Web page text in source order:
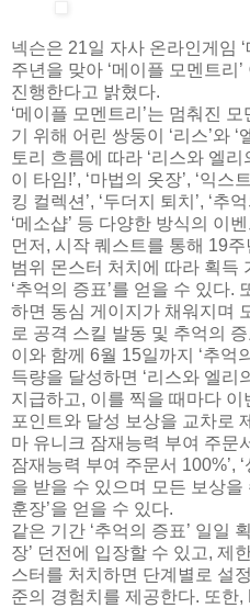
넥슨은 21일 자사 온라인게임
주년을 맞아 ‘메이플 모멘트리
진행한다고 밝혔다.
‘메이플 모멘트리’는 멈춰진
기 위해 어린 쌍둥이 ‘리스’와
토리 흐름에 따라 ‘리스와 엘리
이 타임!’, ‘마법의 옷장’, ‘익스
킹 컬렉션’, ‘두더지 퇴치’, ‘추
‘메소샵’ 등 다양한 방식의 이
먼저, 시작 퀘스트를 통해 19
범위 몬스터 처치에 따라 획득
‘추억의 증표’를 얻을 수 있다.
하면 동심 게이지가 채워지며
로 공격 스킬 발동 및 추억의
이와 함께 6월 15일까지 ‘추억
득량을 달성하면 ‘리스와 엘리
지급하고, 이를 찍을 때마다
포인트와 달성 보상을 교차로
마 유니크 잠재능력 부여 주문
잠재능력 부여 주문서 100%’,
을 받을 수 있으며 모든 보상을
훈장’을 얻을 수 있다.
같은 기간 ‘추억의 증표’ 일일
장’ 던전에 입장할 수 있고, 제
스터를 처치하면 단계별로 설
준의 경험치를 제공한다. 또한,